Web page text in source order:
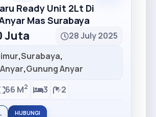
Ready Unit 2Lt Di
Mas Surabaya
Juta
28 July 2025
,Surabaya,
,Gunung Anyar
66 M2 3 2
HUBUNGI